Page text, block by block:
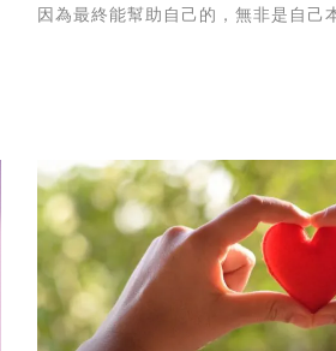
因為最終能幫助自己的，無非是自己